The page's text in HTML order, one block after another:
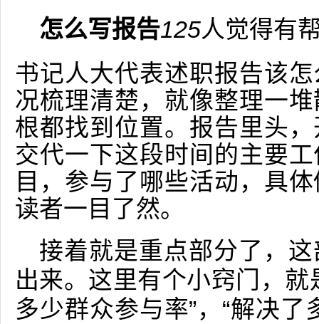
怎么写报告125人觉得有
书记人大代表述职报告该
况梳理清楚，就像整理一
根都找到位置。报告里头
交代一下这段时间的主要
目，参与了哪些活动，具
读者一目了然。
接着就是重点部分了，
出来。这里有个小窍门，
多少群众参与率”，“解决